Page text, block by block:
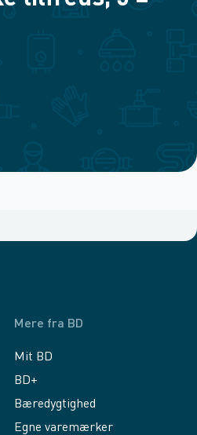
Mere fra BD
Mit BD
BD+
Bæredygtighed
Egne varemærker